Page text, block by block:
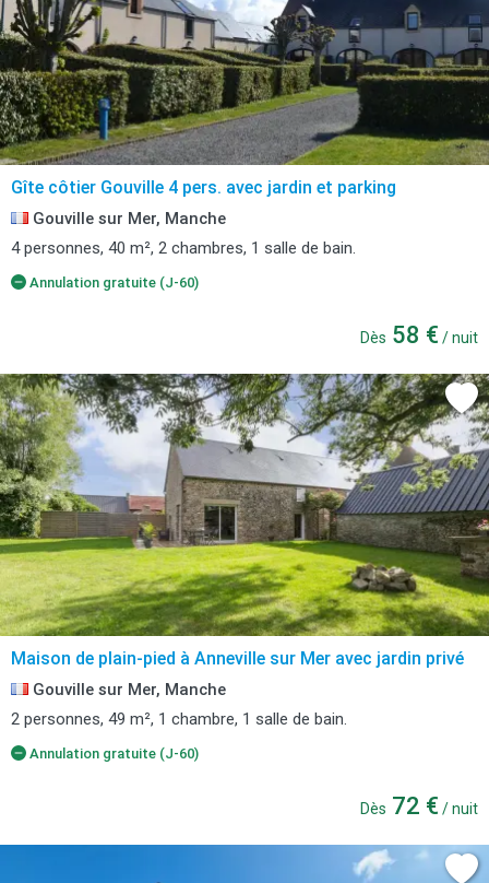
Gîte côtier Gouville 4 pers. avec jardin et parking
Gouville sur Mer, Manche
4 personnes, 40 m², 2 chambres, 1 salle de bain.
Annulation gratuite (J-60)
Dès 58 € / nuit
Maison de plain-pied à Anneville sur Mer avec jardin privé
Gouville sur Mer, Manche
2 personnes, 49 m², 1 chambre, 1 salle de bain.
Annulation gratuite (J-60)
Dès 72 € / nuit